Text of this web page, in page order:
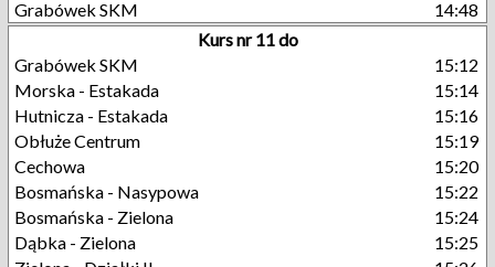
Grabówek SKM
14:48
Kurs nr 11 do
Grabówek SKM
15:12
Morska - Estakada
15:14
Hutnicza - Estakada
15:16
Obłuże Centrum
15:19
Cechowa
15:20
Bosmańska - Nasypowa
15:22
Bosmańska - Zielona
15:24
Dąbka - Zielona
15:25